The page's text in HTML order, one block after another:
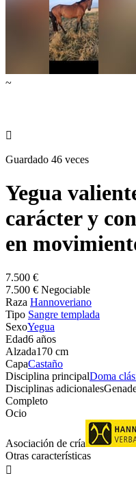
~

Guardado 46 veces
Yegua
carácter y
en
7.500 €
7.500 € Negociable
Raza Hannoveriano
Tipo Sangre templada
SexoYegua
Edad6 años
Alzada170 cm
CapaCastaño
Disciplina principalDoma
Disciplinas adicionales
Completo
Ocio
Asociación de cría
Otras características
